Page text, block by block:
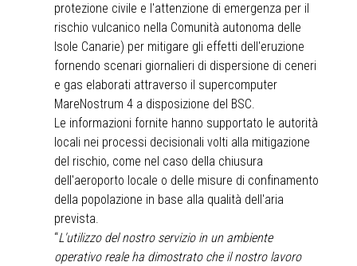
protezione civile e l'attenzione di emergenza per il
rischio vulcanico nella Comunità autonoma delle
Isole Canarie) per mitigare gli effetti dell'eruzione
fornendo scenari giornalieri di dispersione di ceneri
e gas elaborati attraverso il supercomputer
MareNostrum 4 a disposizione del BSC.
Le informazioni fornite hanno supportato le autorità
locali nei processi decisionali volti alla mitigazione
del rischio, come nel caso della chiusura
dell'aeroporto locale o delle misure di confinamento
della popolazione in base alla qualità dell'aria
prevista.
“L'utilizzo del nostro servizio in un ambiente
operativo reale ha dimostrato che il nostro lavoro